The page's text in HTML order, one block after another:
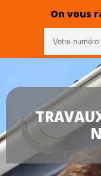
On vous